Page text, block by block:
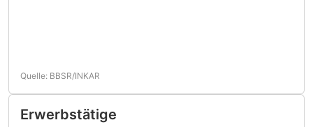
Quelle: BBSR/INKAR
Erwerbstätige